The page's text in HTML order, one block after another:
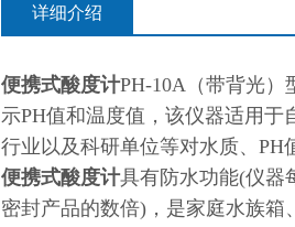
详细介绍
便携式酸度计PH-10A（带背光）
示PH值和温度值，该仪器适用
行业以及科研单位等对水质、PH
便携式酸度计具有防水功能(仪器
密封产品的数倍)，是家庭水族